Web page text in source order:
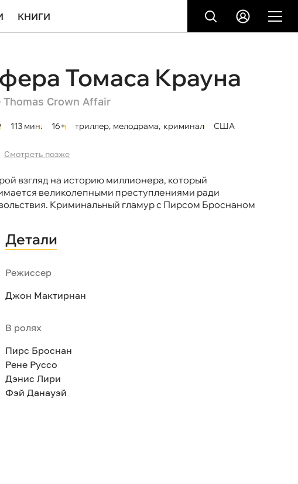
КНИГИ
Томаса Крауна
Thomas Crown Affair
113 мин. 16+ триллер, мелодрама, криминал США
Смотреть позже
взгляд на историю миллионера, который
великолепными преступлениями ради
Криминальный гламур с Пирсом Броснаном
Детали
Режиссер
Джон Мактирнан
В ролях
Пирс Броснан
Рене Руссо
Дэнис Лири
Фэй Данауэй